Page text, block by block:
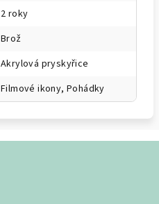
2 roky
Brož
Akrylová pryskyřice
Filmové ikony, Pohádky